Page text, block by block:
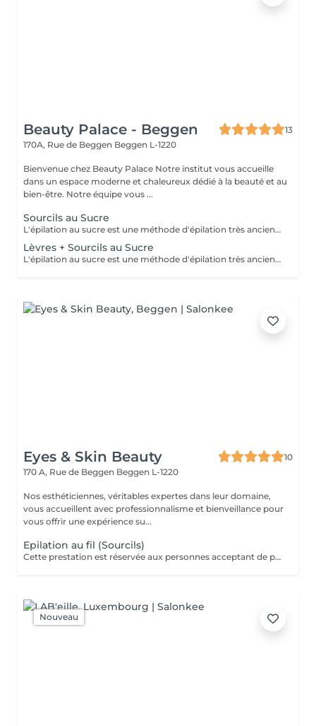
Beauty Palace - Beggen
13
170A, Rue de Beggen Beggen L-1220
Bienvenue chez Beauty Palace Notre institut vous accueille
dans un espace moderne et chaleureux dédié à la beauté et au
bien-être. Notre équipe vous ...
Sourcils au Sucre
L'épilation au sucre est une méthode d'épilation très ancienne utilisée depuis 1900 av. JC. Composée d'eau, de jus de citron, de miel et de sucre. 100% naturelle elle à des propriétés exfoliantes. Idéale pour les poils courts, durs ou incarnés. La peau est plus douce et soyeuse.
Lèvres + Sourcils au Sucre
L'épilation au sucre est une méthode d'épilation très ancienne utilisée depuis 1900 av. JC. Composée d'eau, de jus de citron, de miel et de sucre. 100% naturelle elle à des propriétés exfoliantes. Idéale pour les poils courts, durs ou incarnés. La peau est plus douce et soyeuse.
Eyes & Skin Beauty
10
170 A, Rue de Beggen Beggen L-1220
Nos esthéticiennes, véritables expertes dans leur domaine,
vous accueillent avec professionnalisme et bienveillance pour
vous offrir une expérience su...
Epilation au fil (Sourcils)
Cette prestation est réservée aux personnes acceptant de participer à nos séances de prise de vue pour illustrer nos services. Soyez assurée que ces prestations sont réalisées par nos étudiants et/ou experts de la beauté du regard et que nous garantissons la même qualité de travail que pour les tarifs classiques.
Nouveau